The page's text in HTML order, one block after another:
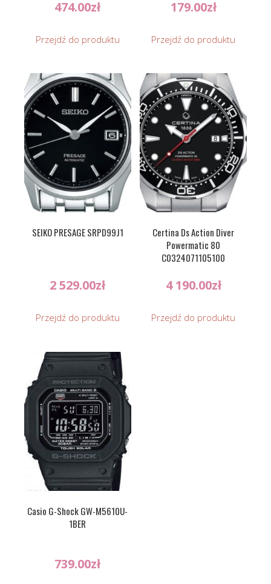
474.00zł
Przejdź do produktu
179.00zł
Przejdź do produktu
SEIKO PRESAGE SRPD99J1
2 529.00zł
Przejdź do produktu
Certina Ds Action Diver
Powermatic 80
C0324071105100
4 190.00zł
Przejdź do produktu
Casio G-Shock GW-M5610U-
1BER
739.00zł